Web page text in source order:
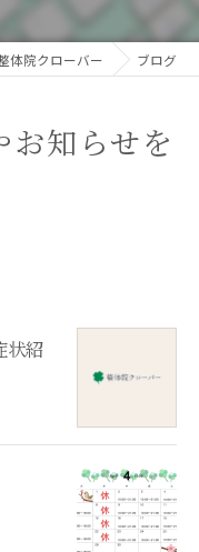
体院クローバー ブログ
知らせを
状紹